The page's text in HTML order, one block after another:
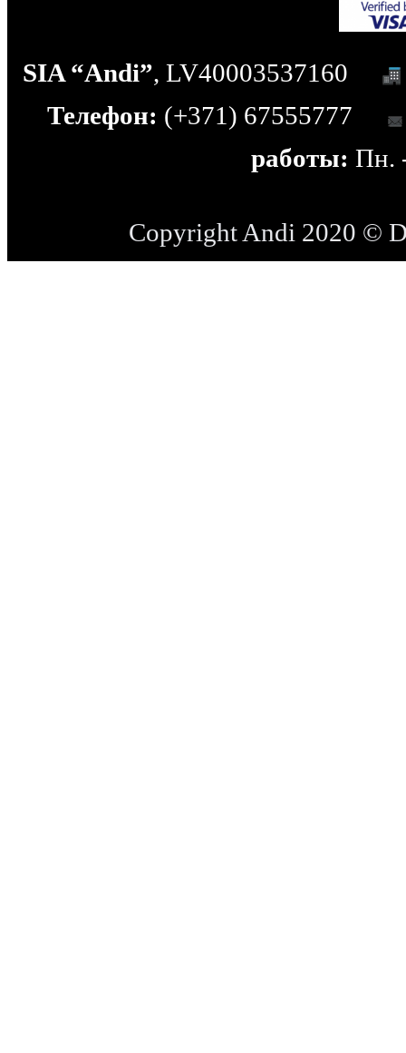
SIA “Andi”, LV40003537160
Телефон: (+371) 67555777
работы: Пн.
Copyright Andi 2020 ©